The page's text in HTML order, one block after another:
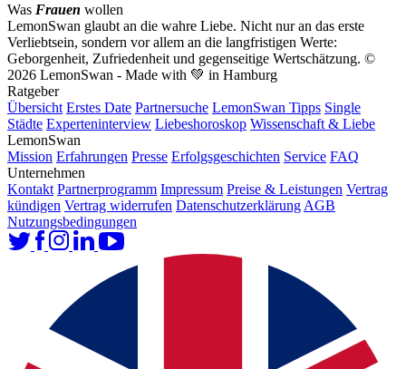
Was Frauen wollen
LemonSwan glaubt an die wahre Liebe. Nicht nur an das erste
Verliebtsein, sondern vor allem an die langfristigen Werte:
Geborgenheit, Zufriedenheit und gegenseitige Wertschätzung. ©
2026 LemonSwan - Made with 💚 in Hamburg
Ratgeber
Übersicht Erstes Date Partnersuche LemonSwan Tipps Single
Städte Experteninterview Liebeshoroskop Wissenschaft & Liebe
LemonSwan
Mission Erfahrungen Presse Erfolgsgeschichten Service FAQ
Unternehmen
Kontakt Partnerprogramm Impressum Preise & Leistungen Vertrag
kündigen Vertrag widerrufen Datenschutzerklärung AGB
Nutzungsbedingungen